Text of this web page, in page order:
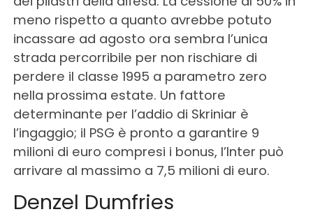
meno rispetto a quanto avrebbe potuto
incassare ad agosto ora sembra l’unica
strada percorribile per non rischiare di
perdere il classe 1995 a parametro zero
nella prossima estate. Un fattore
determinante per l’addio di Skriniar è
l’ingaggio; il PSG è pronto a garantire 9
milioni di euro compresi i bonus, l’Inter può
arrivare al massimo a 7,5 milioni di euro.
Denzel Dumfries